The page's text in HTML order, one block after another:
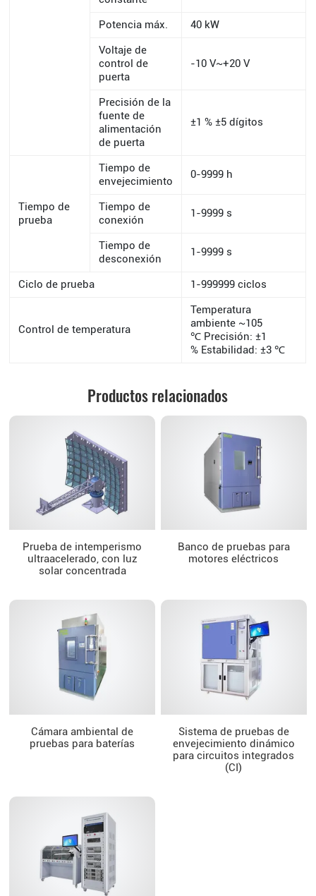
Potencia máx.
40 kW
Voltaje de
control de
puerta
-10 V~+20 V
Precisión de la
fuente de
alimentación
de puerta
±1 % ±5 dígitos
Tiempo de
prueba
Tiempo de
envejecimiento
0-9999 h
Tiempo de
conexión
1-9999 s
Tiempo de
desconexión
1-9999 s
Ciclo de prueba 1-999999 ciclos
Control de temperatura
Temperatura
ambiente ~105
℃ Precisión: ±1
% Estabilidad: ±3 ℃
Productos relacionados
Prueba de intemperismo
ultraacelerado, con luz
solar concentrada
Banco de pruebas para
motores eléctricos
Cámara ambiental de
pruebas para baterías
Sistema de pruebas de
envejecimiento dinámico
para circuitos integrados
(CI)